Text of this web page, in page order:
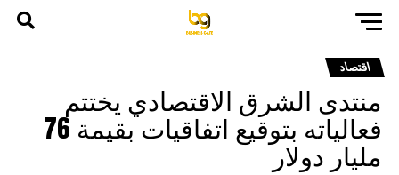
اقتصاد
منتدى الشرق الاقتصادي يختتم
فعالياته بتوقيع اتفاقيات بقيمة 76
مليار دولار